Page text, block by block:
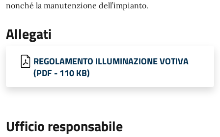
nonché la manutenzione dell’impianto.
Allegati
REGOLAMENTO ILLUMINAZIONE VOTIVA
(PDF - 110 KB)
Ufficio responsabile